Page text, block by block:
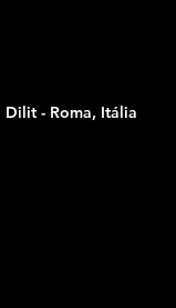
- Roma, Itália